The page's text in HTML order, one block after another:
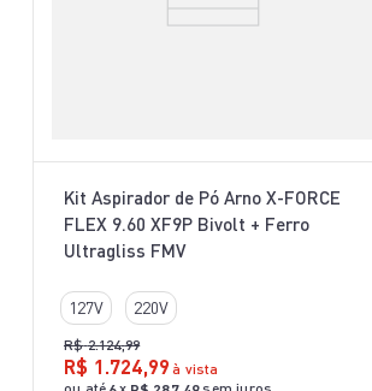
Kit Aspirador de Pó Arno X-FORCE
FLEX 9.60 XF9P Bivolt + Ferro
Ultragliss FMV
127V 220V
R$ 2.124,99
R$ 1 .724,99 à vista